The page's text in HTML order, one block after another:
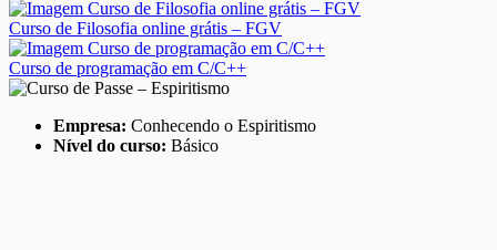
Curso de Filosofia online grátis – FGV
Curso de programação em C/C++
Empresa: Conhecendo o Espiritismo
Nível do curso: Básico